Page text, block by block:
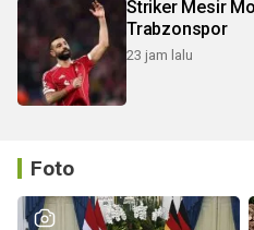
Striker Mesir
Trabzonspor
23 jam lalu
Foto